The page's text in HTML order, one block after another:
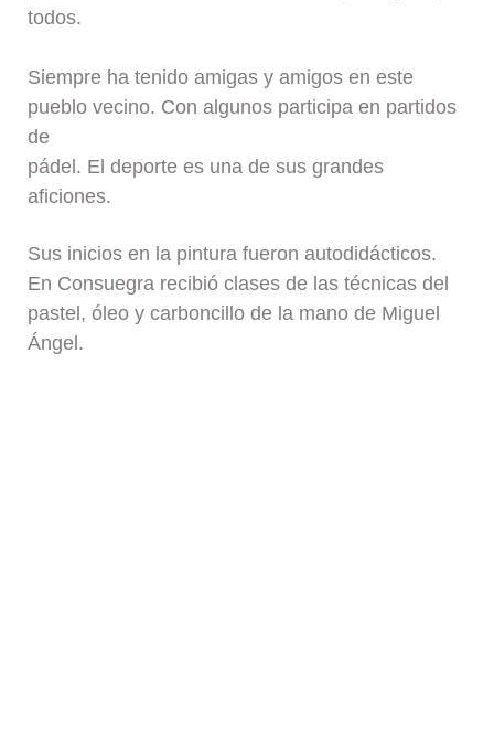
todos.
Siempre ha tenido amigas y amigos en este
pueblo vecino. Con algunos participa en partidos
de
pádel. El deporte es una de sus grandes
aficiones.
Sus inicios en la pintura fueron autodidácticos.
En Consuegra recibió clases de las técnicas del
pastel, óleo y carboncillo de la mano de Miguel
Ángel.